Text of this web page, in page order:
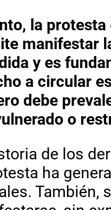
la
manifestar
y es
a circular
debe
o
de los
ha
También,